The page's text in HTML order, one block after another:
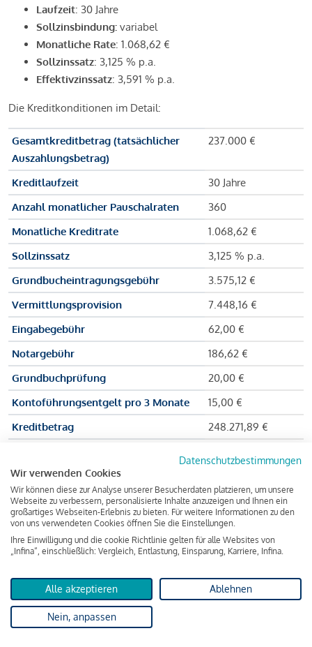
Laufzeit: 30 Jahre
Sollzinsbindung: variabel
Monatliche Rate: 1.068,62 €
Sollzinssatz: 3,125 % p.a.
Effektivzinssatz: 3,591 % p.a.
Die Kreditkonditionen im Detail:
Gesamtkreditbetrag (tatsächlicher
Auszahlungsbetrag)
237.000 €
Kreditlaufzeit
30 Jahre
Anzahl monatlicher Pauschalraten
360
Monatliche Kreditrate
1.068,62 €
Sollzinssatz
3,125 % p.a.
Grundbucheintragungsgebühr
3.575,12 €
Vermittlungsprovision
7.448,16 €
Eingabegebühr
62,00 €
Notargebühr
186,62 €
Grundbuchprüfung
20,00 €
Kontoführungsentgelt pro 3 Monate
15,00 €
Kreditbetrag
248.271,89 €
Zu zahlender Gesamtbetrag
Kreditvermittler
INFINA Credit
Broker GmbH
von 237.000 Euro ausgezahlt, um die Wohnung zu kaufen.
Darüber hinaus fallen aber noch einige Gebühren an (z. B. die
Grundbucheintragungsgebühr), sodass die Bank den
Datenschutzbestimmungen
Wir verwenden Cookies
Wir können diese zur Analyse unserer Besucherdaten platzieren, um unsere
Webseite zu verbessern, personalisierte Inhalte anzuzeigen und Ihnen ein
großartiges Webseiten-Erlebnis zu bieten. Für weitere Informationen zu den
von uns verwendeten Cookies öffnen Sie die Einstellungen.
Ihre Einwilligung und die cookie Richtlinie gelten für alle Websites von
„Infina“, einschließlich: Vergleich, Entlastung, Einsparung, Karriere, Infina.
Alle akzeptieren Ablehnen
Nein, anpassen